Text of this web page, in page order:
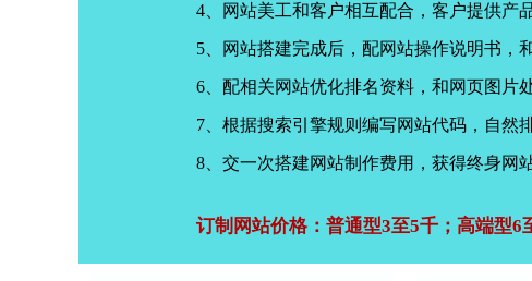
4、网站美工和客户相互配合，客户提供产
5、网站搭建完成后，配网站操作说明书，
6、配相关网站优化排名资料，和网页图片
7、根据搜索引擎规则编写网站代码，自然
8、交一次搭建网站制作费用，获得终身网
订制网站价格：普通型3至5千；高端型6